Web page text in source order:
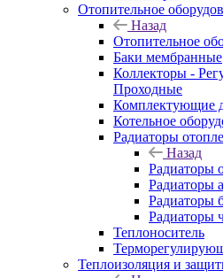
Отопительное
Назад
Отопительное
Баки мембранные
Коллекторы -
Проходные
Комплектующие
Котельное
Радиаторы
Назад
Радиаторы
Радиаторы
Радиаторы
Радиаторы
Теплоноситель
Теплоизоляция и